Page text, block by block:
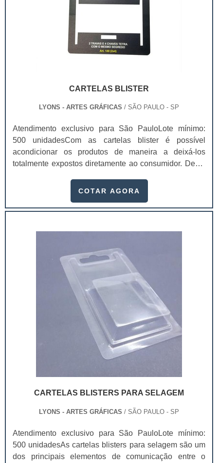
CARTELAS BLISTER
LYONS - ARTES GRÁFICAS / SÃO PAULO - SP
Atendimento exclusivo para São PauloLote mínimo:
500 unidadesCom as cartelas blister é possível
acondicionar os produtos de maneira a deixá-los
totalmente expostos diretamente ao consumidor. Deste
conseguirá enxergá-lo perfeitamente e saber se é ele
forma, o cliente não terá nenhuma dificuldade para
COTAR AGORA
CARTELAS BLISTERS PARA SELAGEM
LYONS - ARTES GRÁFICAS / SÃO PAULO - SP
Atendimento exclusivo para São PauloLote mínimo:
500 unidadesAs cartelas blisters para selagem são um
dos principais elementos de comunicação entre o